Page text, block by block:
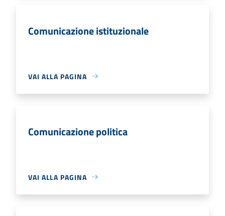
Comunicazione istituzionale
VAI ALLA PAGINA
Comunicazione politica
VAI ALLA PAGINA